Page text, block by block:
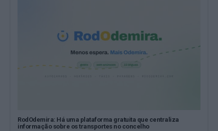
RodOdemira: Há uma plataforma gratuita que centraliza
informação sobre os transportes no concelho